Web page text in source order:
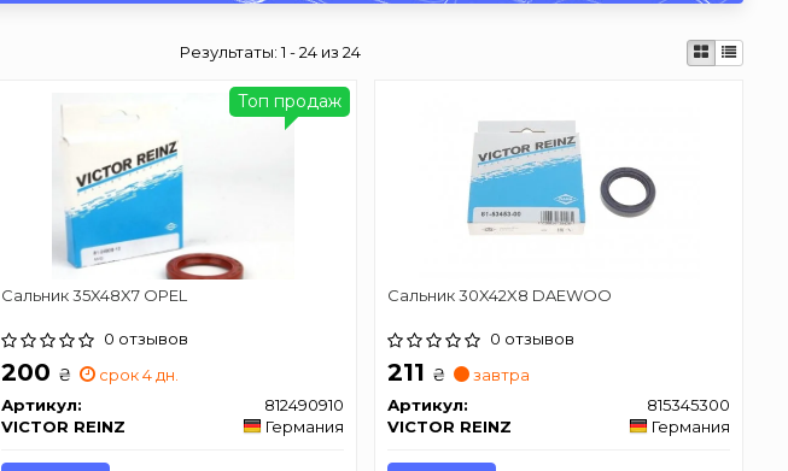
Результаты:1 - 24 из 24
Сальник 35X48X7 OPEL
0 отзывов
200 ₴
срок 4 дн.
Артикул:
812490910
VICTOR REINZ
Германия
Топ продаж
Сальник 30X42X8 DAEWOO
0 отзывов
211 ₴
завтра
Артикул:
815345300
VICTOR REINZ
Германия